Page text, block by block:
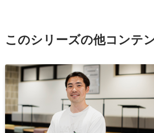
このシリーズの他コンテ